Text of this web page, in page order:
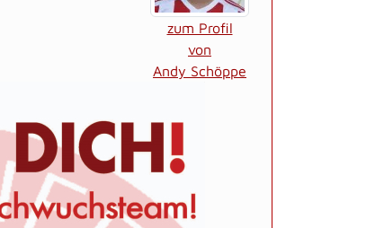
zum Profil
von
Andy Schöppe